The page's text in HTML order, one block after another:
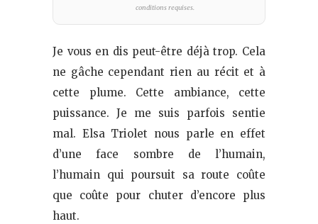
conditions requises.
Je vous en dis peut-être déjà trop. Cela
ne gâche cependant rien au récit et à
cette plume. Cette ambiance, cette
puissance. Je me suis parfois sentie
mal. Elsa Triolet nous parle en effet
d’une face sombre de l’humain,
l’humain qui poursuit sa route coûte
que coûte pour chuter d’encore plus
haut.